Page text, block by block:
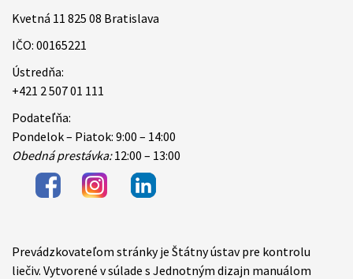
Kvetná 11 825 08 Bratislava
IČO: 00165221
Ústredňa:
+421 2 507 01 111
Podateľňa:
Pondelok – Piatok: 9:00 – 14:00
Obedná prestávka:12:00 – 13:00
Items
Prevádzkovateľom stránky je Štátny ústav pre kontrolu
liečiv. Vytvorené v súlade s Jednotným dizajn manuálom